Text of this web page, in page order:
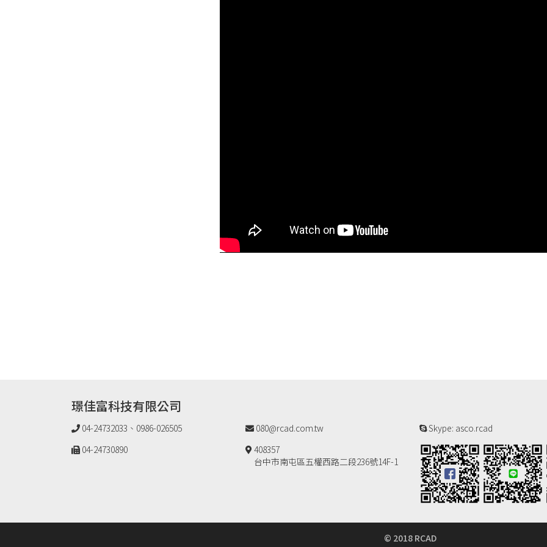
璟佳富科技有限公司
04-24732033、0986-026505
04-24730890
080@rcad.com.tw
408357
台中市南屯區五權西路二段236號14F-1
Skype: asco.rcad
© 2018 RCAD